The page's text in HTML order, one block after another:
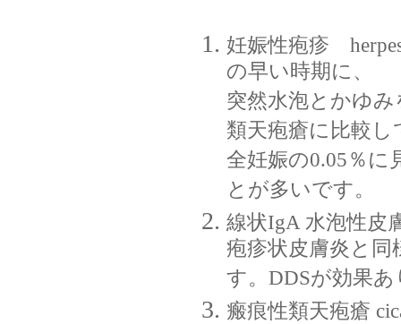
妊娠性疱疹
の早い時期に、
突然水泡とかゆ
類天疱瘡に比較
全妊娠の0.05％
とが多いです。
線状IgA 水泡性皮
疱疹状皮膚炎と
す。DDSが効果
瘢痕性類天疱瘡